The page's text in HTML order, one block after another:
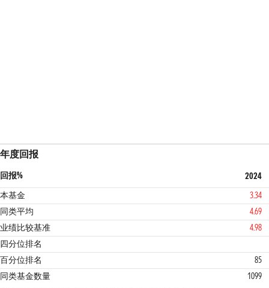
年度回报
回报%
2024
本基金
3.34
同类平均
4.69
业绩比较基准
4.98
四分位排名
4 2
百分位排名
85
同类基金数量
1099